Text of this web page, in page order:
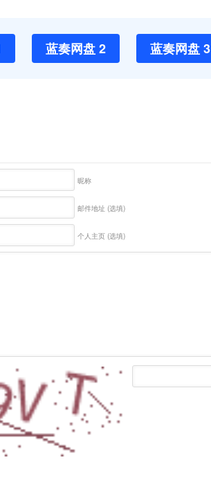
蓝奏网盘 2 蓝奏网盘 3
昵称
邮件地址 (选填)
个人主页 (选填)